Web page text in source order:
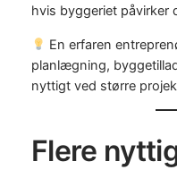
hvis byggeriet påvirker
En erfaren
planlægning,
nyttigt ved større
Flere